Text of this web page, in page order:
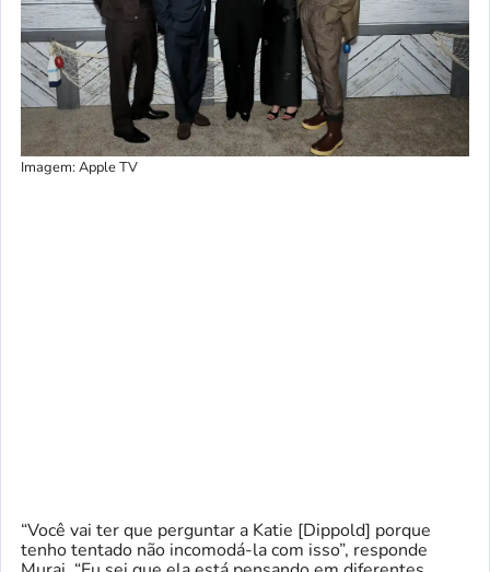
Imagem: Apple TV
“Você vai ter que perguntar a Katie [Dippold] porque
tenho tentado não incomodá-la com isso”, responde